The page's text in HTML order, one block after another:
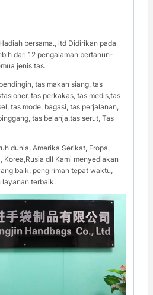
bersama., ltd Didirikan pada
dari 12 pengalaman bertahun-
jenis tas.
tas makan siang, tas
tas perkakas, tas medis,tas
tas mode, bagasi, tas perjalanan,
tas belanja,tas serut, Tas
dunia, Amerika Serikat, Eropa,
Korea,Rusia dll Kami menyediakan
baik, pengiriman tepat waktu,
terbaik.